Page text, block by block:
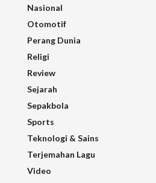
Nasional
Otomotif
Perang Dunia
Religi
Review
Sejarah
Sepakbola
Sports
Teknologi & Sains
Terjemahan Lagu
Video